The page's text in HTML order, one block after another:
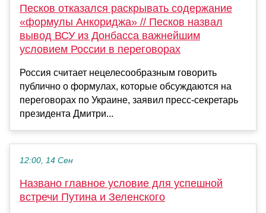
Песков отказался раскрывать содержание
«формулы Анкориджа» // Песков назвал
вывод ВСУ из Донбасса важнейшим
условием России в переговорах
Россия считает нецелесообразным говорить
публично о формулах, которые обсуждаются на
переговорах по Украине, заявил пресс-секретарь
президента Дмитри...
12:00, 14 Сен
Названо главное условие для успешной
встречи Путина и Зеленского